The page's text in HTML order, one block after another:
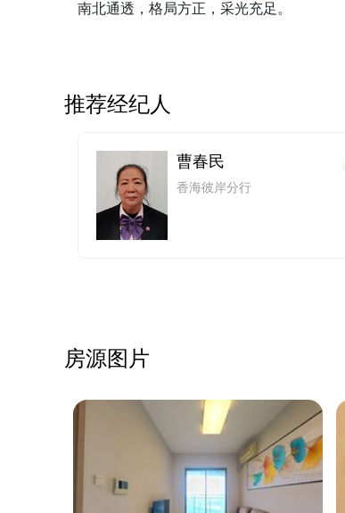
南北通透，格局方正，采光充足。
推荐经纪人
曹春民
香海彼岸分行
房源图片